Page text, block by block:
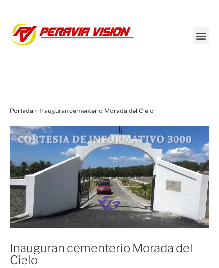
Portada » Inauguran cementerio Morada del Cielo
Inauguran cementerio Morada del
Cielo